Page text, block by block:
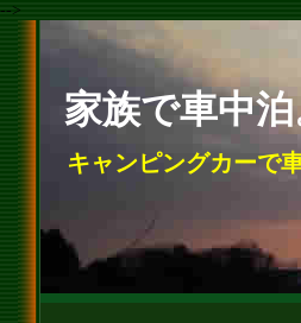
-->
家族で車中
キャンピングカーで